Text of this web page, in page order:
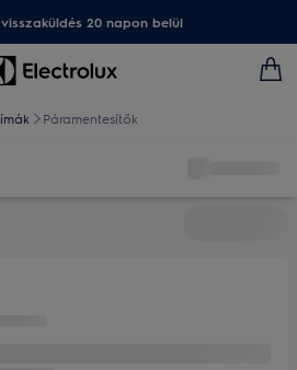
20 napon belül
Páramentesítők